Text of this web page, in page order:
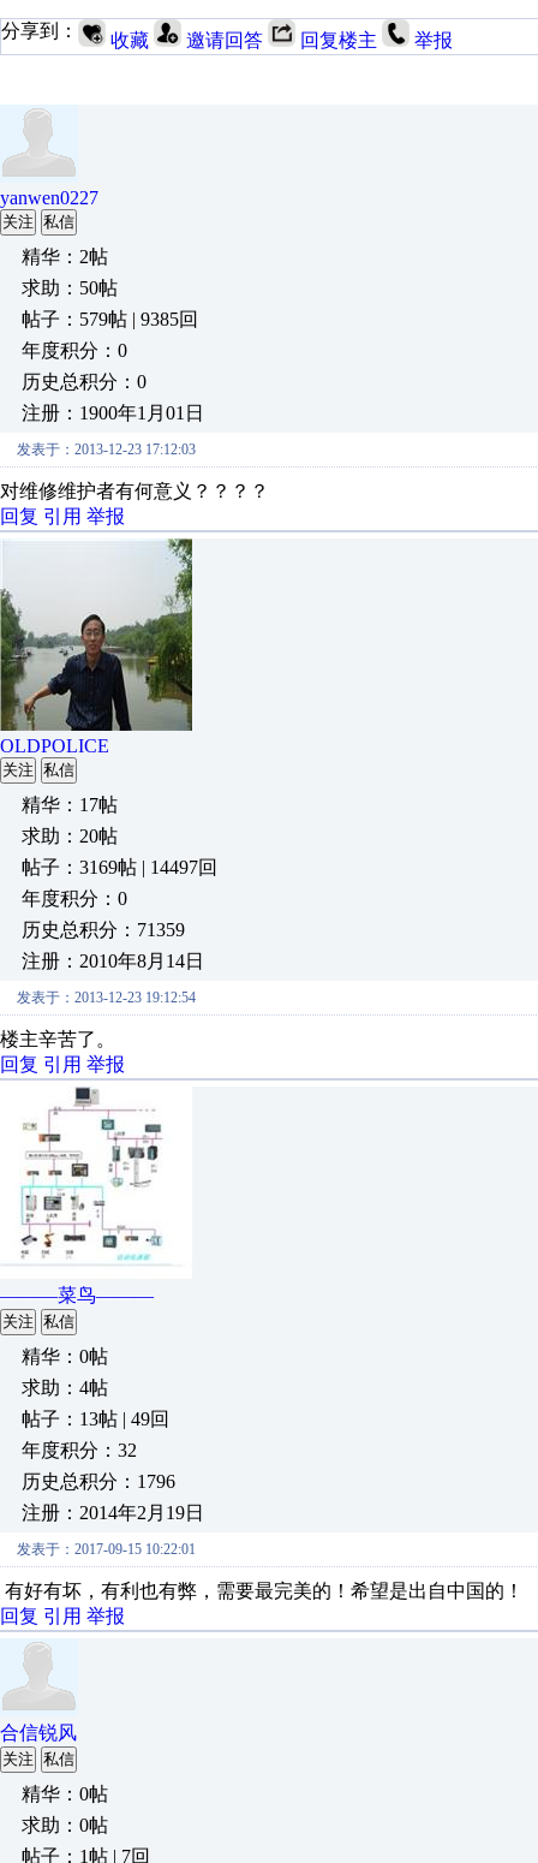
分享到： 收藏 邀请回答 回复楼主 举报
yanwen0227
关注 私信
精华：2帖
求助：50帖
帖子：579帖 | 9385回
年度积分：0
历史总积分：0
注册：1900年1月01日
发表于：2013-12-23 17:12:03
对维修维护者有何意义？？？？
回复 引用 举报
OLDPOLICE
关注 私信
精华：17帖
求助：20帖
帖子：3169帖 | 14497回
年度积分：0
历史总积分：71359
注册：2010年8月14日
发表于：2013-12-23 19:12:54
楼主辛苦了。
回复 引用 举报
———菜鸟———
关注 私信
精华：0帖
求助：4帖
帖子：13帖 | 49回
年度积分：32
历史总积分：1796
注册：2014年2月19日
发表于：2017-09-15 10:22:01
有好有坏，有利也有弊，需要最完美的！希望是出自中国的！
回复 引用 举报
合信锐风
关注 私信
精华：0帖
求助：0帖
帖子：1帖 | 7回